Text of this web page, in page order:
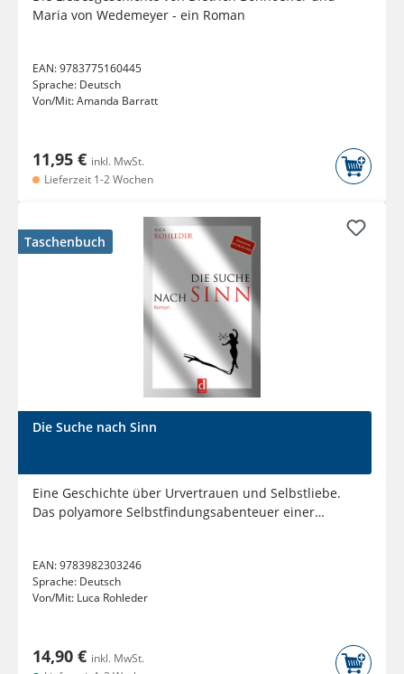
Maria von Wedemeyer - ein Roman
EAN:9783775160445
Sprache: Deutsch
Von/Mit:Amanda Barratt
11,95 € inkl. MwSt.
Lieferzeit 1-2 Wochen
Taschenbuch
Die Suche nach Sinn
Eine Geschichte über Urvertrauen und Selbstliebe.
Das polyamore Selbstfindungsabenteuer einer
EAN:9783982303246
Sprache: Deutsch
Von/Mit: Luca Rohleder
14,90 € inkl. MwSt.